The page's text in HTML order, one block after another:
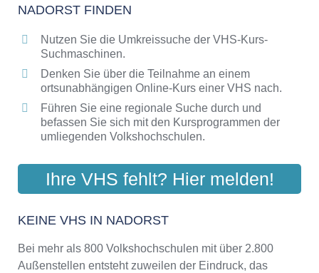
NADORST FINDEN
Nutzen Sie die Umkreissuche der VHS-Kurs-
Suchmaschinen.
Denken Sie über die Teilnahme an einem
ortsunabhängigen Online-Kurs einer VHS nach.
Führen Sie eine regionale Suche durch und
befassen Sie sich mit den Kursprogrammen der
umliegenden Volkshochschulen.
Ihre VHS fehlt? Hier melden!
KEINE VHS IN NADORST
Bei mehr als 800 Volkshochschulen mit über 2.800
Außenstellen entsteht zuweilen der Eindruck, das